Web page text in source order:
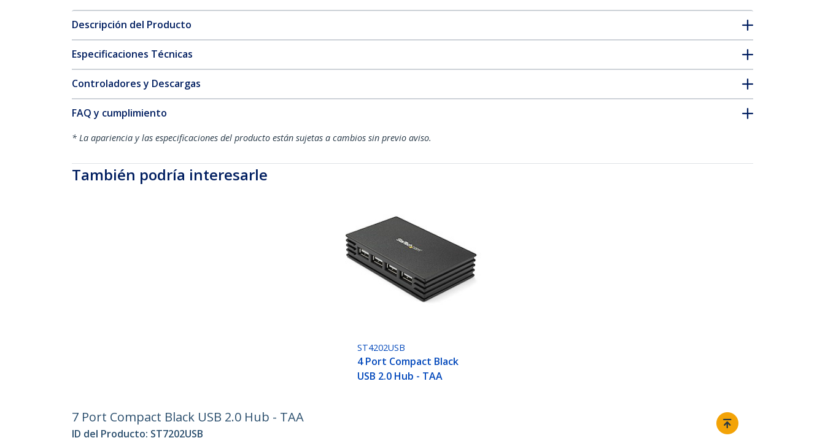
Descripción del Producto
Especificaciones Técnicas
Controladores y Descargas
FAQ y cumplimiento
* La apariencia y las especificaciones del producto están sujetas a cambios sin previo aviso.
También podría interesarle
ST4202USB
4 Port Compact Black
USB 2.0 Hub - TAA
7 Port Compact Black USB 2.0 Hub - TAA
ID del Producto: ST7202USB